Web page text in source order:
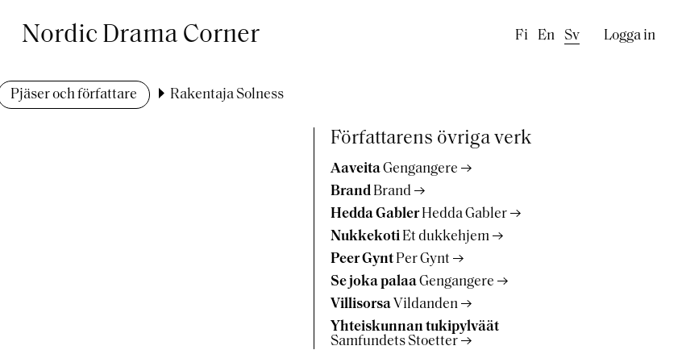
Nordic Drama Corner Fi En Sv Logga in
Pjäser och författare Rakentaja Solness
Författarens övriga verk
AaveitaGengangere
Brand Brand
Hedda Gabler Hedda Gabler
Nukkekoti Et dukkehjem
Peer Gynt Per Gynt
Se joka palaaGengangere
Villisorsa Vildanden
Yhteiskunnan tukipylväät
Samfundets Stoetter